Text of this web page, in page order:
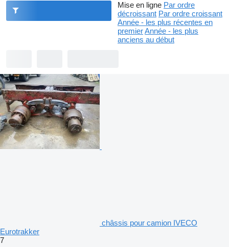
Mise en ligne Par ordre
décroissant Par ordre croissant
Année - les plus récentes en
premierAnnée - les plus
anciens au début
châssis pour camion IVECO
Eurotrakker
7